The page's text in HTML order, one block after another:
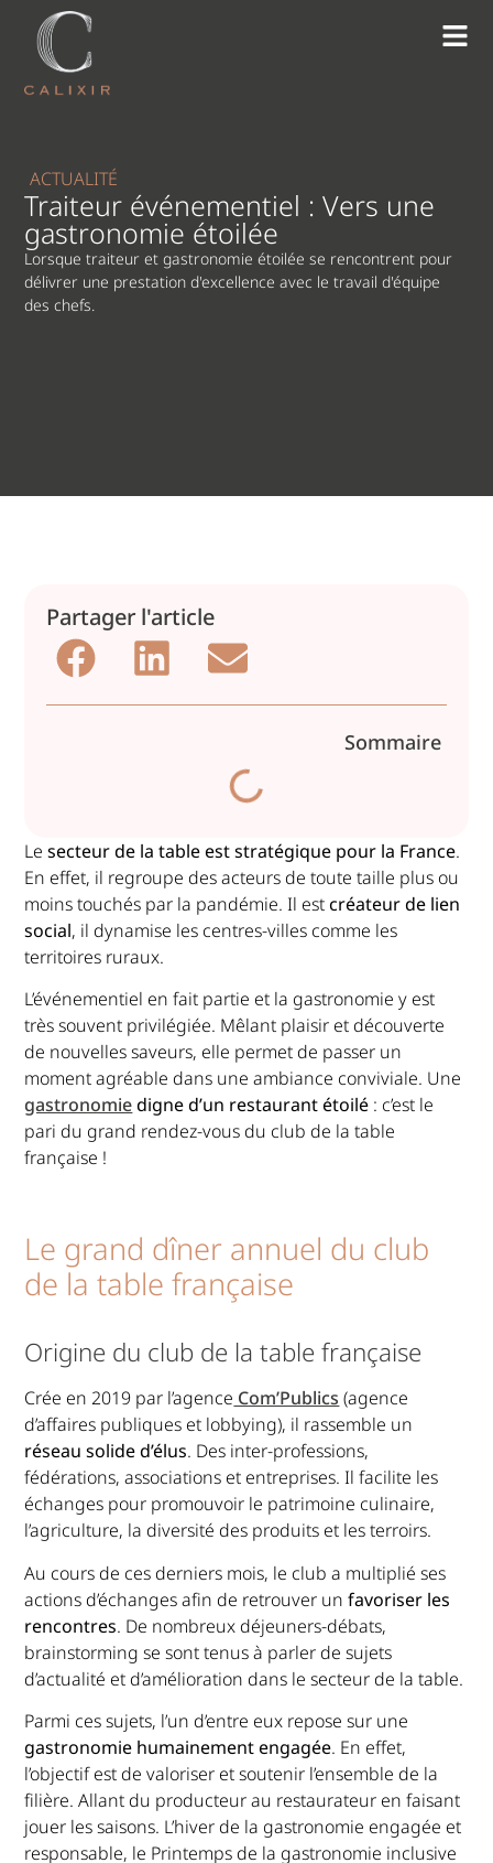
ACTUALITÉ
Traiteur événementiel : Vers une
gastronomie étoilée
Lorsque traiteur et gastronomie étoilée se rencontrent pour
délivrer une prestation d'excellence avec le travail d'équipe
des chefs.
Lesecteur de la table est stratégique pour la France.
En effet, il regroupe des acteurs de toute taille plus ou
moins touchés par la pandémie. Il estcréateur de lien
social, il dynamise les centres-villes comme les
territoires ruraux.
L’événementiel en fait partie et la gastronomie y est
très souvent privilégiée. Mêlant plaisir et découverte
de nouvelles saveurs, elle permet de passer un
moment agréable dans une ambiance conviviale. Une
gastronomiedigne d’un restaurant étoilé : c’est le
pari du grand rendez-vous du club de la table
française !
Le grand dîner annuel du club
de la table française
Origine du club de la table française
Crée en 2019 par l’agence Com’Publics (agence
d’affaires publiques et lobbying), il rassemble un
réseau solide d’élus. Des inter-professions,
fédérations, associations et entreprises. Il facilite les
échanges pour promouvoir le patrimoine culinaire,
l’agriculture, la diversité des produits et les terroirs.
Au cours de ces derniers mois, le club a multiplié ses
actions d’échanges afin de retrouver unfavoriser les
rencontres. De nombreux déjeuners-débats,
brainstorming se sont tenus à parler de sujets
d’actualité et d’amélioration dans le secteur de la table.
Parmi ces sujets, l’un d’entre eux repose sur une
gastronomie humainement engagée. En effet,
l’objectif est de valoriser et soutenir l’ensemble de la
filière. Allant du producteur au restaurateur en faisant
jouer les saisons. L’hiver de la gastronomie engagée et
responsable, le Printemps de la gastronomie inclusive
Partager l'article
Sommaire